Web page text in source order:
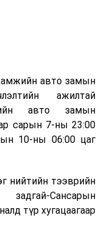
ашиглаж
шаталтын дараа
эрдсийг сэргээн
Өмнөд Солонгос
ашиглаж
үйлдвэрээс
авах технологи
төвлөрсөн лаг
цахилгаан
авто замын
ажилтай
авто замын
сарын 7-ны 23:00
10-ны 06:00 цаг
нийтийн тээврийн
Сансарын
түр хугацаагаар